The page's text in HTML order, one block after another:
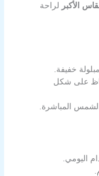
الأكبر لراحة
خفيفة.
على شكل
المباشرة.
اليومي.